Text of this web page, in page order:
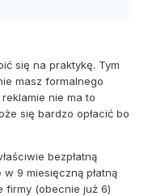
się na praktykę. Tym
masz formalnego
nie ma to
się bardzo opłacić bo
bezpłatną
9 miesięczną płatną
firmy (obecnie już 6)